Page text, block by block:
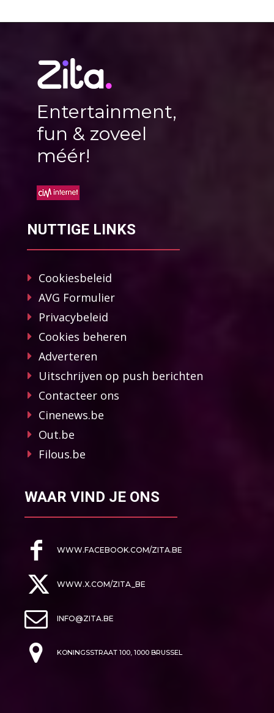
Entertainment,
fun & zoveel
méér!
NUTTIGE LINKS
Cookiesbeleid
AVG Formulier
Privacybeleid
Cookies beheren
Adverteren
Uitschrijven op push berichten
Contacteer ons
Cinenews.be
Out.be
Filous.be
WAAR VIND JE ONS
WWW.FACEBOOK.COM/ZITA.BE
WWW.X.COM/ZITA_BE
INFO@ZITA.BE
KONINGSSTRAAT 100, 1000 BRUSSEL